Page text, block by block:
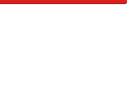
ちゃのマークで一番目にするの